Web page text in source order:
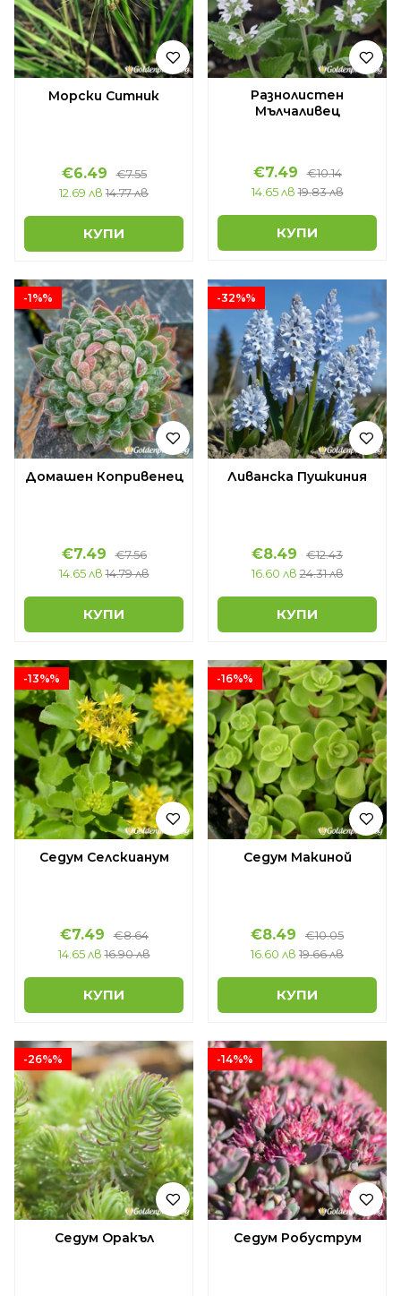
Морски Ситник
€6.49
€7.55
12.69 лв 14.77 лв
КУПИ
Разнолистен
Мълчаливец
€7.49
€10.14
14.65 лв 19.83 лв
КУПИ
-1%%
Домашен Копривенец
€7.49
€7.56
14.65 лв 14.79 лв
КУПИ
-32%%
Ливанска Пушкиния
€8.49
€12.43
16.60 лв 24.31 лв
КУПИ
-13%%
Седум Селскианум
€7.49
€8.64
14.65 лв 16.90 лв
КУПИ
-16%%
Седум Макиной
€8.49
€10.05
16.60 лв 19.66 лв
КУПИ
-26%%
Седум Оракъл
-14%%
Седум Робуструм